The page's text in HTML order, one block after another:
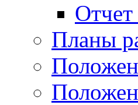
Отчет
Планы